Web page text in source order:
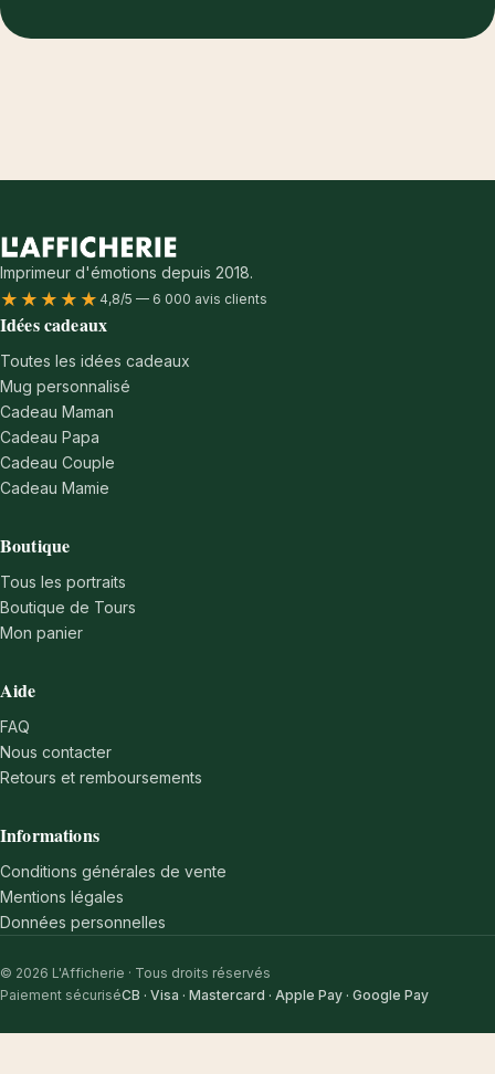
Imprimeur d'émotions depuis 2018.
★★★★★ 4,8/5 — 6 000 avis clients
Idées cadeaux
Toutes les idées cadeaux
Mug personnalisé
Cadeau Maman
Cadeau Papa
Cadeau Couple
Cadeau Mamie
Boutique
Tous les portraits
Boutique de Tours
Mon panier
Aide
FAQ
Nous contacter
Retours et remboursements
Informations
Conditions générales de vente
Mentions légales
Données personnelles
© 2026 L'Afficherie · Tous droits réservés
Paiement sécuriséCB · Visa · Mastercard · Apple Pay · Google Pay